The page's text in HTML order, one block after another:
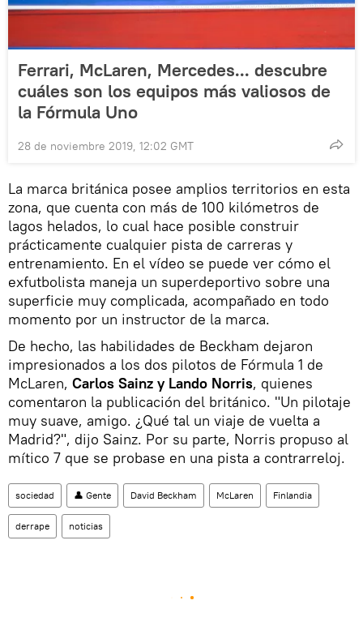
Ferrari, McLaren, Mercedes... descubre
cuáles son los equipos más valiosos de
la Fórmula Uno
28 de noviembre 2019, 12:02 GMT
La marca británica posee amplios territorios en esta
zona, que cuenta con más de 100 kilómetros de
lagos helados, lo cual hace posible construir
prácticamente cualquier pista de carreras y
entrenamiento. En el vídeo se puede ver cómo el
exfutbolista maneja un superdeportivo sobre una
superficie muy complicada, acompañado en todo
momento por un instructor de la marca.
De hecho, las habilidades de Beckham dejaron
impresionados a los dos pilotos de Fórmula 1 de
McLaren, Carlos Sainz y Lando Norris, quienes
comentaron la publicación del británico. "Un pilotaje
muy suave, amigo. ¿Qué tal un viaje de vuelta a
Madrid?", dijo Sainz. Por su parte, Norris propuso al
mítico 7 que se probase en una pista a contrarreloj.
sociedad 👤 Gente David Beckham McLaren Finlandia
derrape noticias